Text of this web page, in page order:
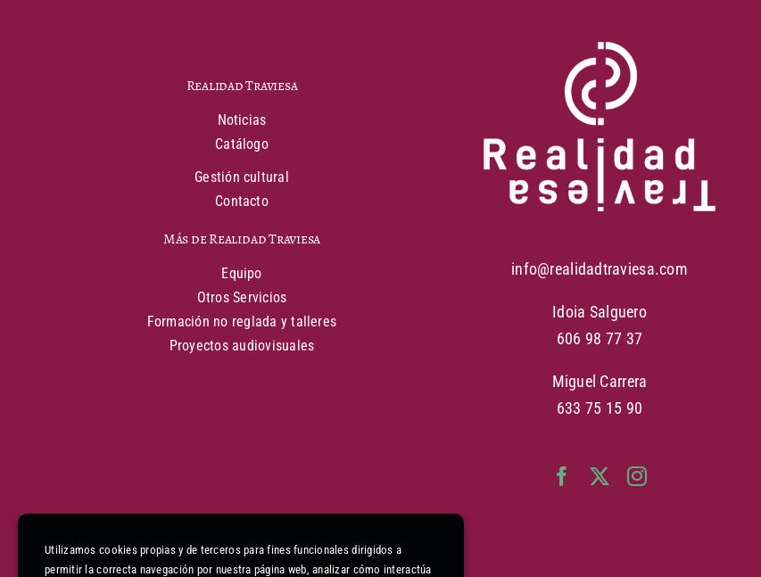
Realidad Traviesa
Noticias
Catálogo
Gestión cultural
Contacto
Más de Realidad Traviesa
Equipo
Otros Servicios
Formación no reglada y talleres
Proyectos audiovisuales
info@realidadtraviesa.com
Idoia Salguero
606 98 77 37
Miguel Carrera
633 75 15 90
Utilizamos cookies propias y de terceros para fines funcionales dirigidos a
permitir la correcta navegación por nuestra página web, analizar cómo interactúa